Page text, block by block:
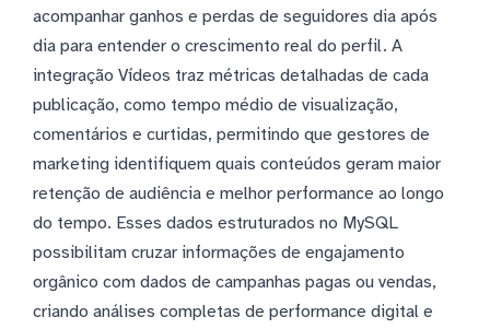
acompanhar ganhos e perdas de seguidores dia após
dia para entender o crescimento real do perfil. A
integração Vídeos traz métricas detalhadas de cada
publicação, como tempo médio de visualização,
comentários e curtidas, permitindo que gestores de
marketing identifiquem quais conteúdos geram maior
retenção de audiência e melhor performance ao longo
do tempo. Esses dados estruturados no MySQL
possibilitam cruzar informações de engajamento
orgânico com dados de campanhas pagas ou vendas,
criando análises completas de performance digital e